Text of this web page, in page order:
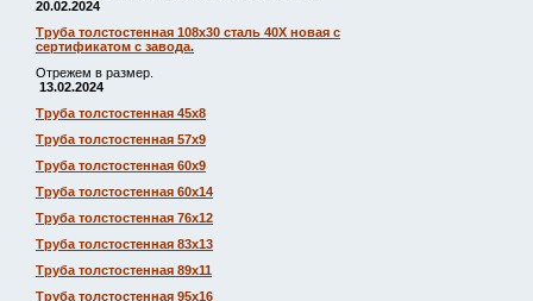
20.02.2024
Труба толстостенная 108х30 сталь 40Х новая с
сертификатом с завода.
Отрежем в размер.
13.02.2024
Труба толстостенная 45х8
Труба толстостенная 57х9
Труба толстостенная 60х9
Труба толстостенная 60х14
Труба толстостенная 76х12
Труба толстостенная 83х13
Труба толстостенная 89х11
Труба толстостенная 95х16